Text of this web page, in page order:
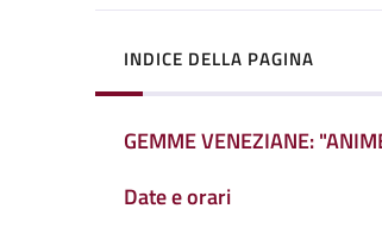
INDICE DELLA PAGINA
GEMME VENEZIANE:
Date e orari